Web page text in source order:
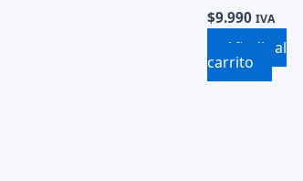
$9.990 IVA
Incluido
Añadir al
carrito